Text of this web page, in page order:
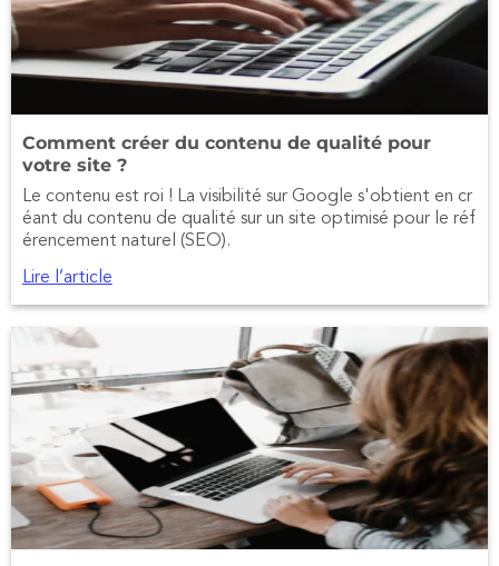
Comment créer du contenu de qualité pour
votre site ?
Le contenu est roi ! La visibilité sur Google s'obtient en cr
éant du contenu de qualité sur un site optimisé pour le réf
érencement naturel (SEO).
Lire l’article